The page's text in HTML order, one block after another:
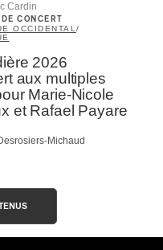
Cardin
CONCERT
OCCIDENTAL /
2026
aux multiples
Marie-Nicole
et Rafael Payare
Michaud